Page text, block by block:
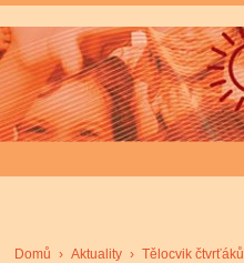
Domů › Aktuality › Tělocvik čtvrťáků